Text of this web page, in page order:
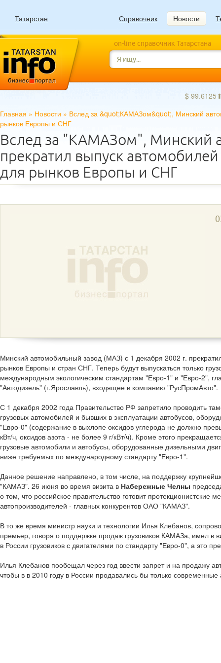
Татарстан Справочник Новости
on-line справочник Татарстана
$
Главная » Новости » Вслед за &quot;КАМАЗом&quot;, Минский
рынков Европы и СНГ
Вслед за "КАМАЗом", Минский
прекратил выпуск
для рынков Европы и СНГ
Минский автомобильный завод (МАЗ) с 1 декабря 2002 г.
рынков Европы и стран СНГ. Теперь будут выпускаться только
международным экологическим стандартам "Евро-1" и "Евро-2",
"Автодизель" (г.Ярославль), входящее в компанию "РусПромАвто".
С 1 декабря 2002 года Правительство РФ запретило проводить
грузовых автомобилей и бывших в эксплуатации автобусов,
"Евро-0" (содержание в выхлопе оксидов углерода не должно
кВт/ч, оксидов азота - не более 9 г/кВт/ч). Кроме этого
грузовые автомобили и автобусы, оборудованные дизельными
ниже требуемых по международному стандарту "Евро-1".
Данное решение направлено, в том числе, на поддержку
"КАМАЗ". 26 июня во время визита в Набережные Челны
о том, что российское правительство готовит протекционистские
автопроизводителей - главных конкурентов ОАО "КАМАЗ".
В то же время министр науки и технологии Илья Клебанов,
премьер, говоря о поддержке продаж грузовиков КАМАЗа, имел
в России грузовиков с двигателями по стандарту "Евро-0", а это
Илья Клебанов пообещал через год ввести запрет и на продажу
чтобы в в 2010 году в России продавались бы только